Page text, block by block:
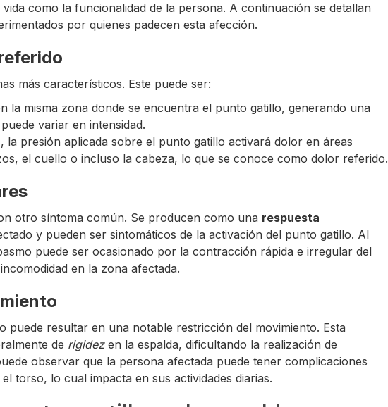
como la funcionalidad de la persona. A continuación se detallan
por quienes padecen esta afección.
más característicos. Este puede ser:
la misma zona donde se encuentra el punto gatillo, generando una
variar en intensidad.
la presión aplicada sobre el punto gatillo activará dolor en áreas
el cuello o incluso la cabeza, lo que se conoce como dolor referido.
otro síntoma común. Se producen como una respuesta
y pueden ser sintomáticos de la activación del punto gatillo. Al
puede ser ocasionado por la contracción rápida e irregular del
en la zona afectada.
puede resultar en una notable restricción del movimiento. Esta
de rigidezen la espalda, dificultando la realización de
observar que la persona afectada puede tener complicaciones
torso, lo cual impacta en sus actividades diarias.